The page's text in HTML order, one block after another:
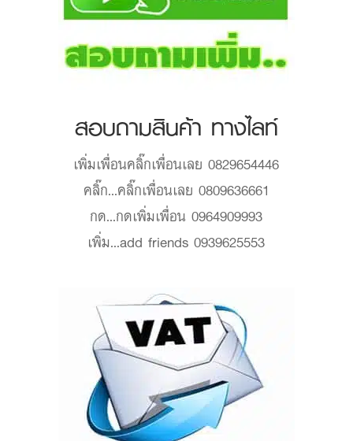
สอบถามสินค้า ทางไลท์
เพิ่มเพื่อนคลิ๊กเพื่อนเลย 0829654446
คลิ๊ก...คลิ๊กเพื่อนเลย 0809636661
กด...กดเพิ่มเพื่อน 0964909993
เพิ่ม...add friends 0939625553